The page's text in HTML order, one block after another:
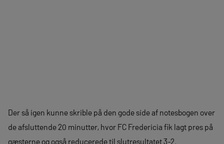
Der så igen kunne skrible på den gode side af notesbogen over
de afsluttende 20 minutter, hvor FC Fredericia fik lagt pres på
gæsterne og også reducerede til slutresultatet 3-2.